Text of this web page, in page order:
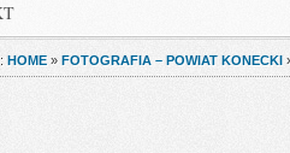
HOME » FOTOGRAFIA – POWIAT KONECKI